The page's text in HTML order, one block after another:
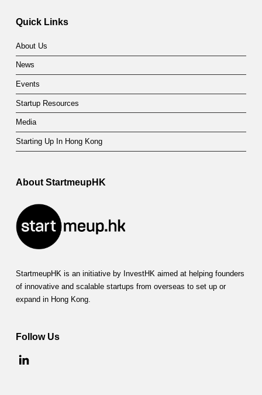
Quick Links
About Us
News
Events
Startup Resources
Media
Starting Up In Hong Kong
About StartmeupHK
StartmeupHK is an initiative by InvestHK aimed at helping founders
of innovative and scalable startups from overseas to set up or
expand in Hong Kong.
Follow Us